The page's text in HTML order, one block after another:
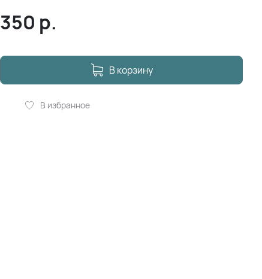
350 р.
В корзину
В избранное